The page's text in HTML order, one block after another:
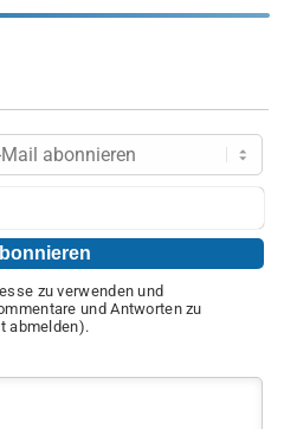
zu verwenden und
und Antworten zu
abmelden).